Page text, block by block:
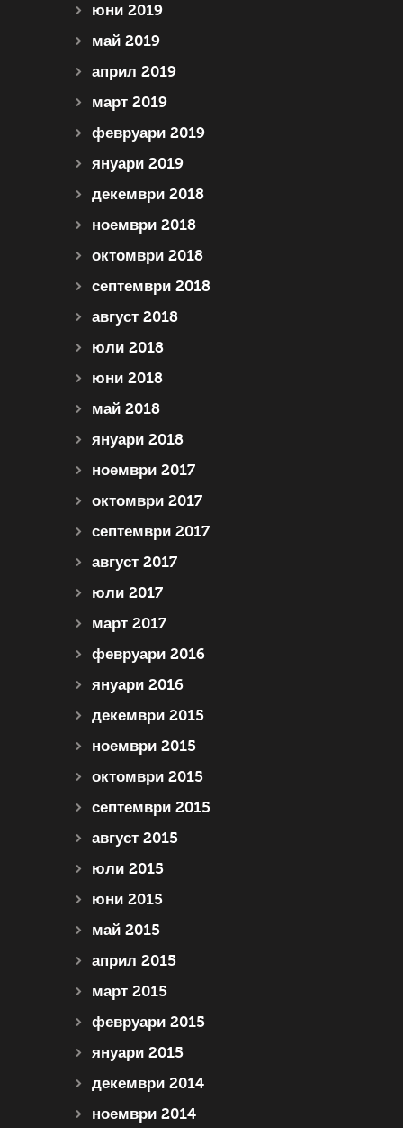
юни 2019
май 2019
април 2019
март 2019
февруари 2019
януари 2019
декември 2018
ноември 2018
октомври 2018
септември 2018
август 2018
юли 2018
юни 2018
май 2018
януари 2018
ноември 2017
октомври 2017
септември 2017
август 2017
юли 2017
март 2017
февруари 2016
януари 2016
декември 2015
ноември 2015
октомври 2015
септември 2015
август 2015
юли 2015
юни 2015
май 2015
април 2015
март 2015
февруари 2015
януари 2015
декември 2014
ноември 2014